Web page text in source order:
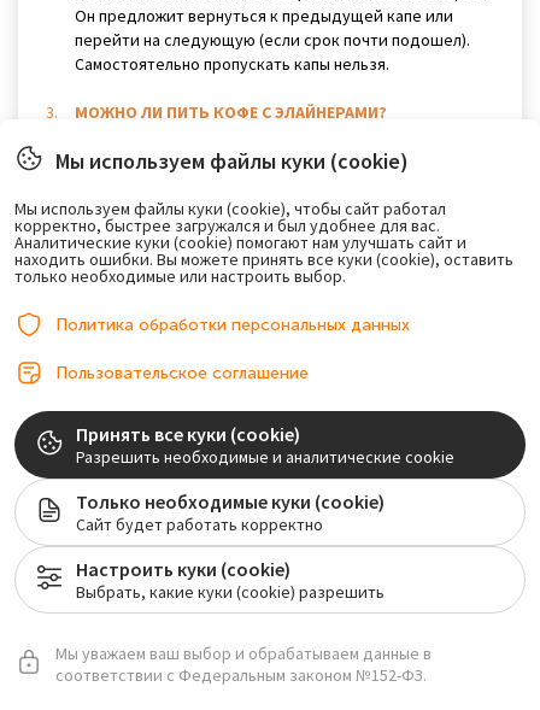
Он предложит вернуться к предыдущей капе или
перейти на следующую (если срок почти подошел).
Самостоятельно пропускать капы нельзя.
МОЖНО ЛИ ПИТЬ КОФЕ С ЭЛАЙНЕРАМИ?
капу, а темные – окрасить. Снимайте элайнеры, пейте
НУЖНО ЛИ НОСИТЬ РЕТЕЙНЕРЫ ПОСЛЕ ЭЛАЙНЕРОВ?
Обязательно. Ретейнер фиксирует результат; без него
риск рецидива до 40 %.
Выбирайте систему элайнеров по принципу «лучший врач +
доказанный бренд». Тогда лечение будет предсказуемым,
комфортным и принесёт ту улыбку, которую вы видите в
цифровом плане — без сюрпризов и лишних расходов.
Мы используем файлы куки (cookie)
Мы используем файлы куки (cookie), чтобы сайт работал
корректно, быстрее загружался и был удобнее для вас.
Аналитические куки (cookie) помогают нам улучшать сайт и
находить ошибки. Вы можете принять все куки (cookie), оставить
только необходимые или настроить выбор.
Политика обработки персональных данных
Пользовательское соглашение
Принять все куки (cookie)
Разрешить необходимые и аналитические cookie
Только необходимые куки (cookie)
Сайт будет работать корректно
Настроить куки (cookie)
Выбрать, какие куки (cookie) разрешить
Мы уважаем ваш выбор и обрабатываем данные в
соответствии с Федеральным законом №152-ФЗ.